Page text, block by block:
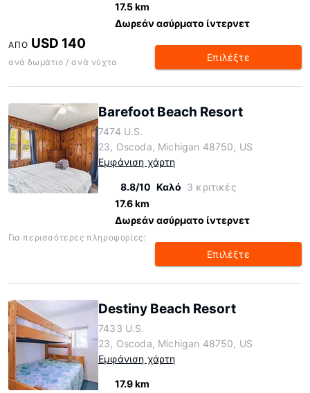
17.5 km
Δωρεάν ασύρματο ίντερνετ
ΑΠΌ USD 140
ανά δωμάτιο / ανά νύχτα Επιλέξτε
Barefoot Beach Resort
7474 U.S.
23, Oscoda, Michigan 48750, US
Εμφάνιση χάρτη
8.8/10 Καλό 3 κριτικές
17.6 km
Δωρεάν ασύρματο ίντερνετ
Για περισσότερες πληροφορίες:
Επιλέξτε
Destiny Beach Resort
7433 U.S.
23, Oscoda, Michigan 48750, US
Εμφάνιση χάρτη
17.9 km